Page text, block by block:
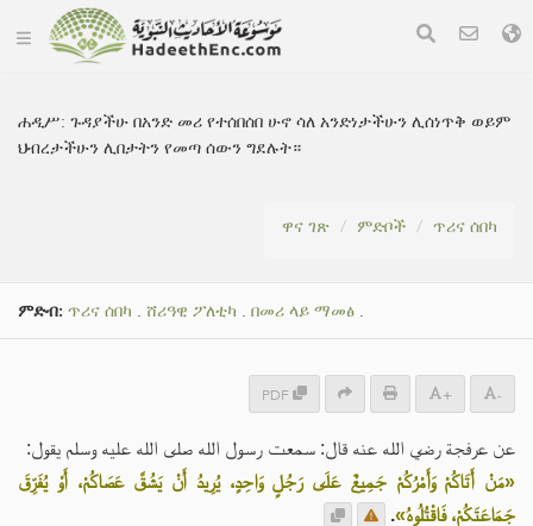
ሐዲሥ:ጉዳያችሁ በአንድ መሪ የተሰበሰበ ሁኖ ሳለ አንድነታችሁን ሊሰነጥቅ ወይም
ህብረታችሁን ሊበታትን የመጣ ሰውን ግደሉት።
ዋና ገጽ ምድቦች ጥሪና ሰበካ
ምድብ: ጥሪና ሰበካ . ሸሪዓዊ ፖለቲካ . በመሪ ላይ ማመፅ .
PDF + -
عن عرفجة رضي الله عنه قال: سمعت رسول الله صلى الله عليه وسلم يقول:
«مَنْ أَتَاكُمْ وَأَمْرُكُمْ جَمِيعٌ عَلَى رَجُلٍ وَاحِدٍ، يُرِيدُ أَنْ يَشُقَّ عَصَاكُمْ، أَوْ يُفَرِّقَ
جَمَاعَتَكُمْ، فَاقْتُلُوهُ».